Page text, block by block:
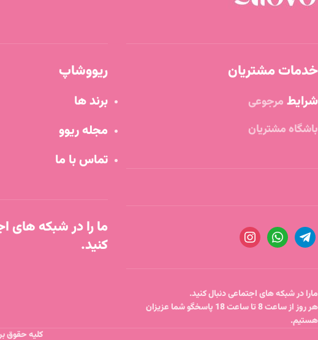
خدمات مشتریان
شرایط مرجوعی
باشگاه مشتریان
مارا در شبکه های اجتماعی دنبال کنید.
هر روز از ساعت 8 تا ساعت 18 پاسخگو شما عزیزان
هستیم.
ریووشاپ
برند ها
مجله ریوو
تماس با ما
ما را در شبکه های
کنید.
کلیه حقوق